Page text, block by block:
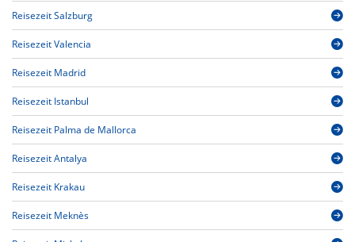
Reisezeit Salzburg
Reisezeit Valencia
Reisezeit Madrid
Reisezeit Istanbul
Reisezeit Palma de Mallorca
Reisezeit Antalya
Reisezeit Krakau
Reisezeit Meknès